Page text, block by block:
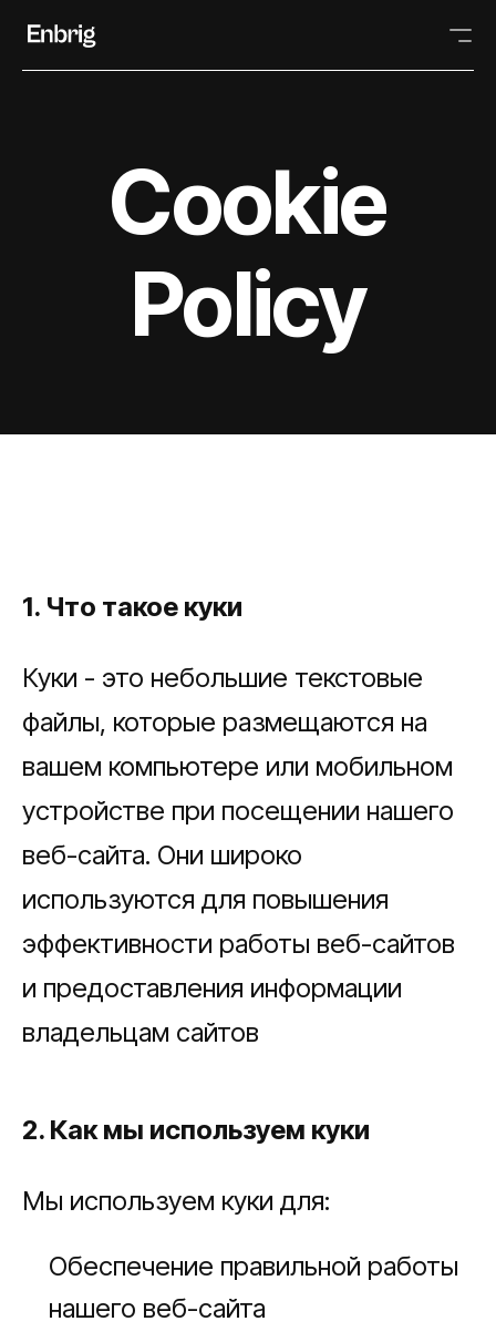
Cookie
Policy
1. Что такое куки
Куки - это небольшие текстовые
файлы, которые размещаются на
вашем компьютере или мобильном
устройстве при посещении нашего
веб-сайта. Они широко
используются для повышения
эффективности работы веб-сайтов
и предоставления информации
владельцам сайтов
2. Как мы используем куки
Мы используем куки для:
Обеспечение правильной работы
нашего веб-сайта